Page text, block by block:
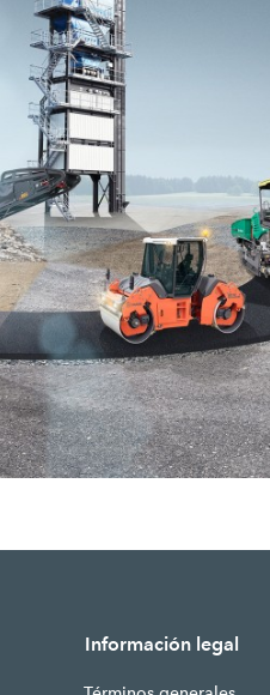
Información legal